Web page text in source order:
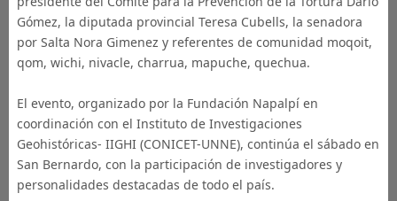
Gómez, la diputada provincial Teresa Cubells, la senadora
por Salta Nora Gimenez y referentes de comunidad moqoit,
qom, wichi, nivacle, charrua, mapuche, quechua.
El evento, organizado por la Fundación Napalpí en
coordinación con el Instituto de Investigaciones
Geohistóricas- IIGHI (CONICET-UNNE), continúa el sábado en
San Bernardo, con la participación de investigadores y
personalidades destacadas de todo el país.